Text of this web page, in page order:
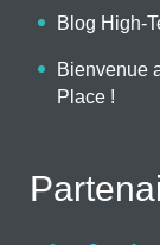
Blog High-
Bienvenue
Place !